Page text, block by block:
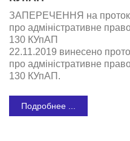
ЗАПЕРЕЧЕННЯ на
про адміністративне
130 КУпАП
22.11.2019 винесено
про адміністративне
130 КУпАП.
Подробнее ...